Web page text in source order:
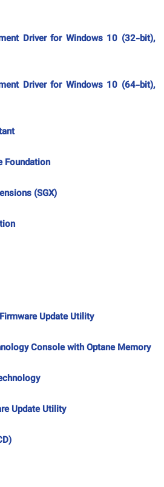
Driver for Windows 10 (32-bit),
Driver for Windows 10 (64-bit),
Foundation
(SGX)
Update Utility
Console with Optane Memory
Update Utility